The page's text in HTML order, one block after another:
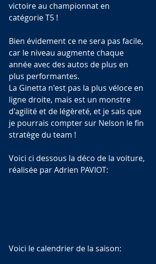
victoire au championnat en
catégorie T5 !
Bien évidement ce ne sera pas facile,
car le niveau augmente chaque
année avec des autos de plus en
plus performantes.
La Ginetta n'est pas la plus véloce en
ligne droite, mais est un monstre
d'agilité et de légèreté, et je sais que
je pourrais compter sur Nelson le fin
stratège du team !
Voici ci dessous la déco de la voiture,
réalisée par Adrien PAVIOT:
Voici le calendrier de la saison: